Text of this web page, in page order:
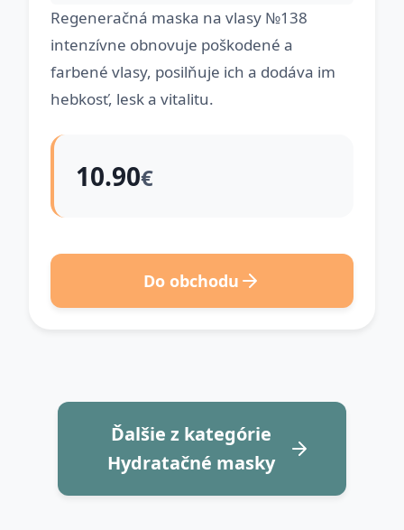
Regeneračná maska na vlasy №138
intenzívne obnovuje poškodené a
farbené vlasy, posilňuje ich a dodáva im
hebkosť, lesk a vitalitu.
10.90€
Do obchodu
Ďalšie z kategórie
Hydratačné masky